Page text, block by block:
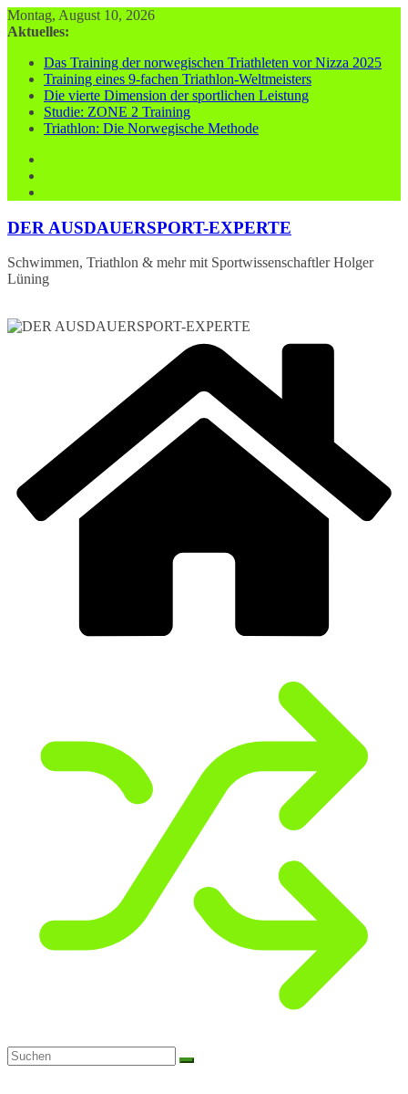
Zum
Inhalt
Montag, August 10, 2026
Aktuelles:
Das Training der norwegischen Triathleten vor Nizza 2025
Training eines 9-fachen Triathlon-Weltmeisters
Die vierte Dimension der sportlichen Leistung
Studie: ZONE 2 Training
Triathlon: Die Norwegische Methode
DER AUSDAUERSPORT-EXPERTE
Schwimmen, Triathlon & mehr mit Sportwissenschaftler Holger
Lüning